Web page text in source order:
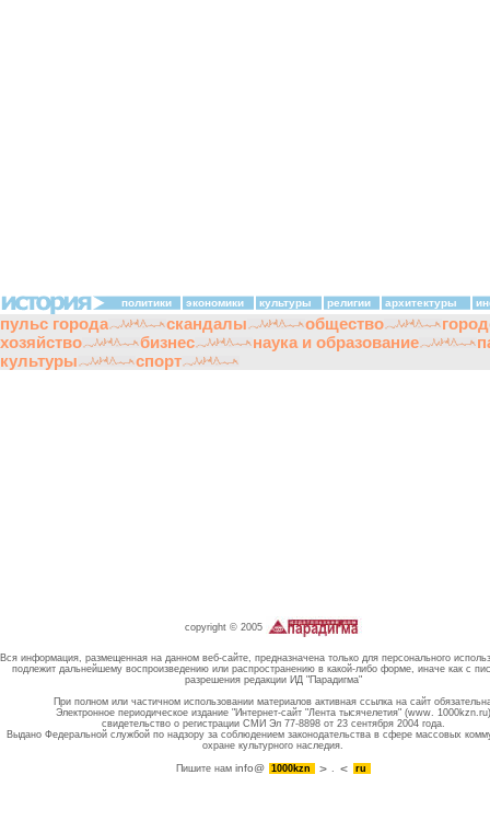
политики экономики культуры религии архитектуры
пульс города скандалы общество
хозяйство
бизнес наука и образование
культуры
спорт
copyright © 2005
Вся информация, размещенная на данном веб-сайте, предназначена только для персонального
подлежит дальнейшему воспроизведению или распространению в какой-либо форме, иначе как с
разрешения редакции ИД "Парадигма"
При полном или частичном использовании материалов активная ссылка на сайт
Электронное периодическое издание "Интернет-сайт "Лента тысячелетия" (www. 1000kzn.ru)
свидетельство о регистрации СМИ Эл 77-8898 от 23 сентября 2004 года.
Выдано Федеральной службой по надзору за соблюдением законодательства в сфере массовых
охране культурного наследия.
Пишите намinfo@ 1000kzn . ru